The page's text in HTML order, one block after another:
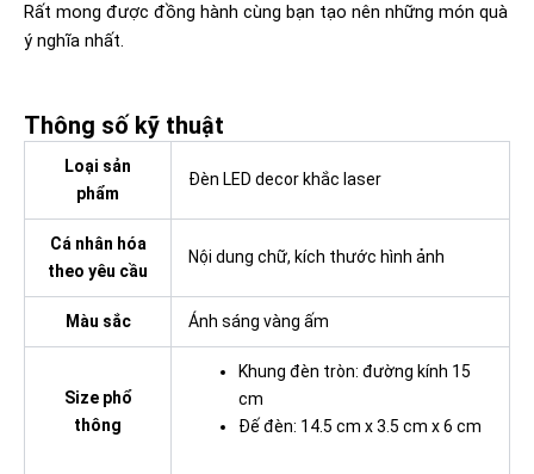
Rất mong được đồng hành cùng bạn tạo nên những món quà
ý nghĩa nhất.
Thông số kỹ thuật
Loại sản
phẩm
Đèn LED decor khắc laser
Cá nhân hóa
theo yêu cầu
Nội dung chữ, kích thước hình ảnh
Màu sắc Ánh sáng vàng ấm
Size phổ
thông
Khung đèn tròn: đường kính 15
cm
Đế đèn: 14.5 cm x 3.5 cm x 6 cm